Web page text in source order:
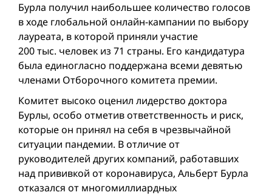
Бурла получил наибольшее количество голосов
в ходе глобальной онлайн-кампании по выбору
лауреата, в которой приняли участие
200 тыс. человек из 71 страны. Его кандидатура
была единогласно поддержана всеми девятью
членами Отборочного комитета премии.
Комитет высоко оценил лидерство доктора
Бурлы, особо отметив ответственность и риск,
которые он принял на себя в чрезвычайной
ситуации пандемии. В отличие от
руководителей других компаний, работавших
над прививкой от коронавируса, Альберт Бурлa
отказался от многомиллиардных